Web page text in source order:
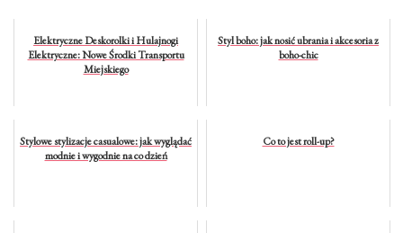
Elektryczne Deskorolki i Hulajnogi
Elektryczne: Nowe Środki Transportu
Miejskiego
Styl boho: jak nosić ubrania i akcesoria z
boho-chic
Stylowe stylizacje casualowe: jak wyglądać
modnie i wygodnie na co dzień
Co to jest roll-up?